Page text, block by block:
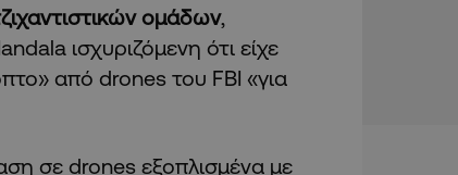
ομάδων,
ισχυριζόμενη ότι είχε
από drones του FBI «για
σε drones εξοπλισμένα με